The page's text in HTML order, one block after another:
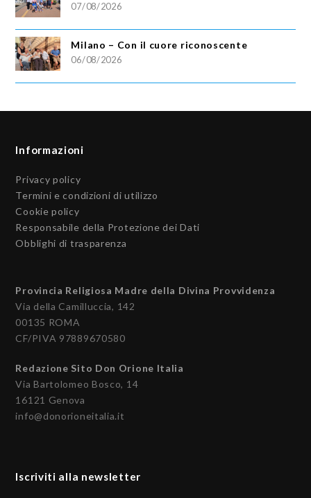
07/08/2026
Milano – Con il cuore riconoscente
06/08/2026
Informazioni
Privacy policy
Termini e condizioni di utilizzo
Cookie policy
Responsabile della Protezione dei Dati
Obblighi di trasparenza
Provincia Religiosa Madre della Divina Provvidenza
Via della Camilluccia, 142
00135 ROMA
CF/PIVA 97889670580
Redazione Sito Don Orione Italia
Via Bartolomeo Bosco, 14
16121 Genova
info@donorioneitalia.it
Iscriviti alla newsletter